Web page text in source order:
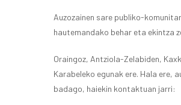
Auzozainen sare publiko-
hautemandako behar eta ekintza
Oraingoz, Antziola-Zelabiden,
Karabeleko egunak ere. Hala ere,
badago, haiekin kontaktuan jarri: